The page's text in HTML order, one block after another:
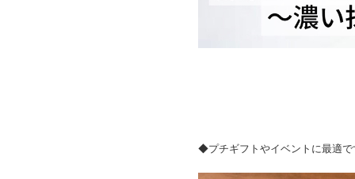
◆プチギフトやイベントに最